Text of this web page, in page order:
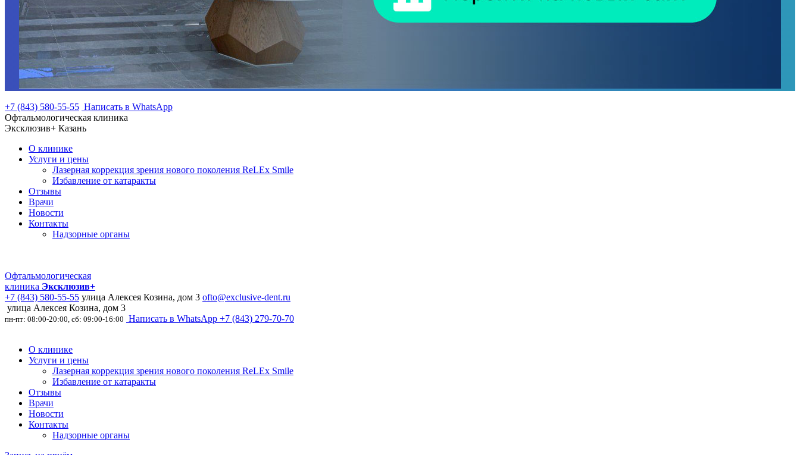
+7 (843) 580-55-55 Написать в WhatsApp
Офтальмологическая клиника
Эксклюзив+ Казань
О клинике
Услуги и цены
Лазерная коррекция зрения нового поколения ReLEx Smile
Избавление от катаракты
Отзывы
Врачи
Новости
Контакты
Надзорные органы
Офтальмологическая
клиника Эксклюзив+
+7 (843) 580-55-55 улица Алексея Козина, дом 3 ofto@exclusive-dent.ru
улица Алексея Козина, дом 3
пн-пт: 08:00-20:00, сб: 09:00-16:00 Написать в WhatsApp +7 (843) 279-70-70
О клинике
Услуги и цены
Лазерная коррекция зрения нового поколения ReLEx Smile
Избавление от катаракты
Отзывы
Врачи
Новости
Контакты
Надзорные органы